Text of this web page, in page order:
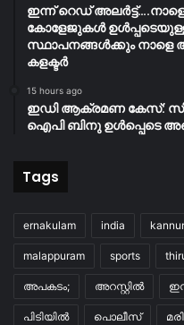
ഇന്ന് റെഡ്
കോളേജുകൾ
സ്ഥാപനങ്ങൾക്കും നാളെ
കളക്ടർ
15 hours ago
ഇഡി ആക്രമണ കേസ്:
ഐപി ബിനു ഉൾപ്പെടെ
Tags
ernakulam india kannur
malappuram sports
അപകടം; അറസ്റ്റിൽ
പിടിയിൽ പൊലീസ്